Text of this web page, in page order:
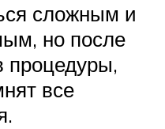
сложным и
но после
процедуры,
все